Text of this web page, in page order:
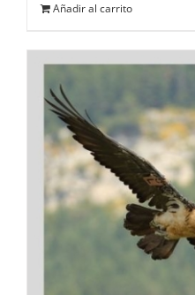
Añadir al carrito